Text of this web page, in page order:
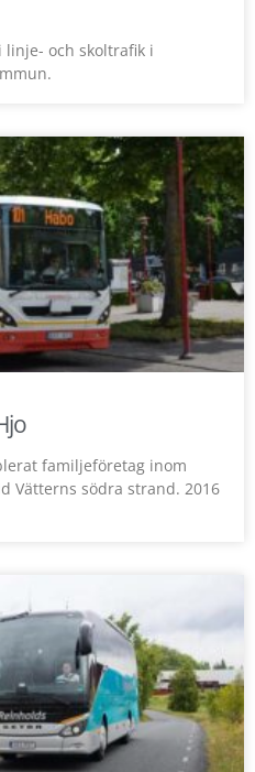
linje- och skoltrafik i
familjeföretag inom
Vätterns södra strand. 2016